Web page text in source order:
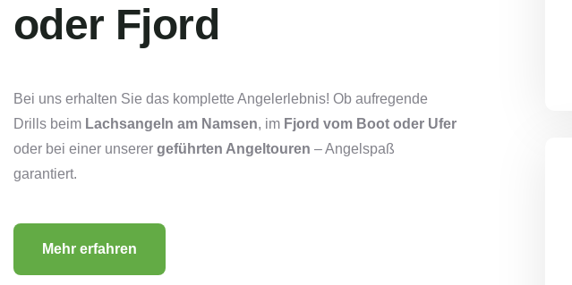
oder Fjord
Bei uns erhalten Sie das komplette Angelerlebnis! Ob aufregende
Drills beim Lachsangeln am Namsen, im Fjord vom Boot oder Ufer
oder bei einer unserer geführten Angeltouren – Angelspaß
garantiert.
Mehr erfahren